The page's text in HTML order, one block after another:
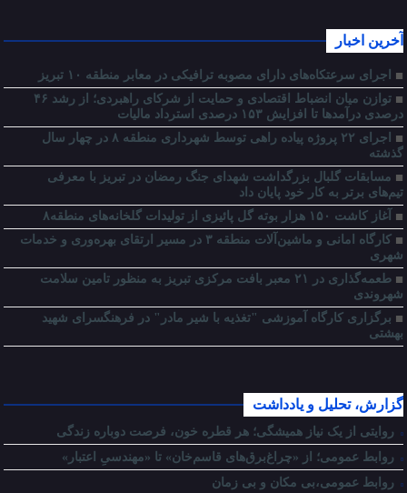
آخرین اخبار
اجرای سرعتکاه‌های دارای مصوبه ترافیکی در معابر منطقه ۱۰ تبریز
توازن میان انضباط اقتصادی و حمایت از شرکای راهبردی؛ از رشد ۴۶
درصدی درآمدها تا افزایش ۱۵۳ درصدی استرداد مالیات
اجرای ۲۲ پروژه پیاده راهی توسط شهرداری منطقه ۸ در چهار سال
گذشته
مسابقات گلبال بزرگداشت شهدای جنگ رمضان در تبریز با معرفی
تیم‌های برتر به کار خود پایان داد
آغاز کاشت ۱۵۰ هزار بوته گل پائیزی از تولیدات گلخانه‌های منطقه۸
کارگاه امانی و ماشین‌آلات منطقه ۳ در مسیر ارتقای بهره‌وری و خدمات
شهری
طعمه‌گذاری در ۲۱ معبر بافت مرکزی تبریز به منظور تامین سلامت
شهروندی
برگزاری کارگاه آموزشی "تغذیه با شیر مادر" در فرهنگسرای شهید
بهشتی
گزارش، تحلیل و یادداشت
روایتی از یک نیاز همیشگی؛ هر قطره خون، فرصت دوباره زندگی
روابط عمومی؛ از «چراغ‌برق‌های قاسم‌خان» تا «مهندسیِ اعتبار»
روابط عمومی،بی مکان و بی زمان